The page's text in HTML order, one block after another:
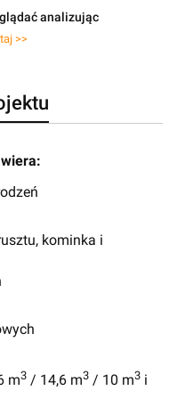
analizując
>>
kominka i
m3 / 14,6 m3 / 10 m3 i